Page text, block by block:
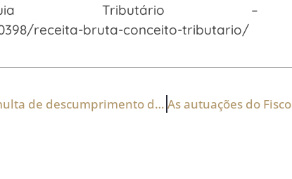
Tributário –
receita-bruta-conceito-tributario/
TRF-4: contador é responsabilizado por multa de descumprimento de obrigações